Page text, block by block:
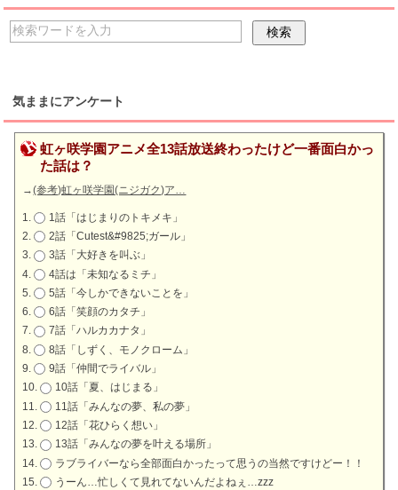
気ままにアンケート
虹ヶ咲学園アニメ全13話放送終わったけど一番面白かっ
た話は？
→(参考)虹ヶ咲学園(ニジガク)ア…
1話「はじまりのトキメキ」
2話「Cutest&#9825;ガール」
3話「大好きを叫ぶ」
4話は「未知なるミチ」
5話「今しかできないことを」
6話「笑顔のカタチ」
7話「ハルカカナタ」
8話「しずく、モノクローム」
9話「仲間でライバル」
10話「夏、はじまる」
11話「みんなの夢、私の夢」
12話「花ひらく想い」
13話「みんなの夢を叶える場所」
ラブライバーなら全部面白かったって思うの当然ですけどー！！
うーん…忙しくて見れてないんだよねぇ…zzz